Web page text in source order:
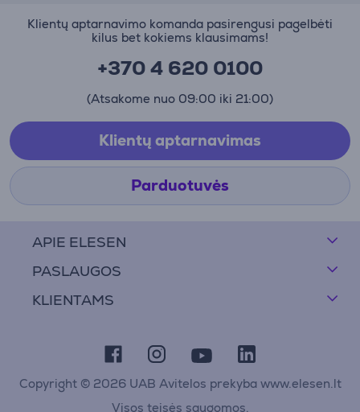
APIE ELESEN
PASLAUGOS
KLIENTAMS
Klientų aptarnavimo komanda pasirengusi pagelbėti
kilus bet kokiems klausimams!
+370 4 620 0100
(Atsakome nuo 09:00 iki 21:00)
Klientų aptarnavimas
Parduotuvės
Copyright © 2026 UAB Avitelos prekyba www.elesen.lt
Visos teisės saugomos.